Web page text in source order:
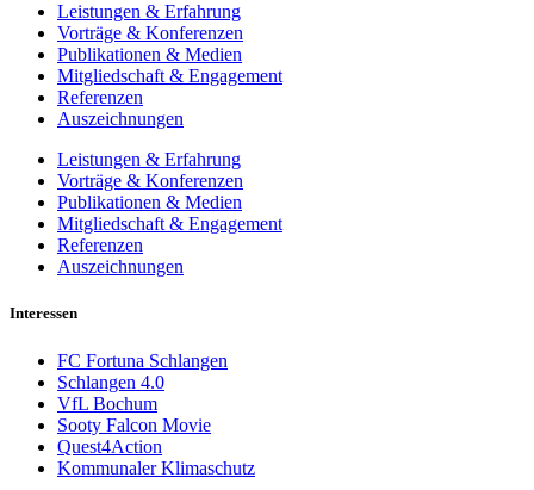
Leistungen & Erfahrung
Vorträge & Konferenzen
Publikationen & Medien
Mitgliedschaft & Engagement
Referenzen
Auszeichnungen
Leistungen & Erfahrung
Vorträge & Konferenzen
Publikationen & Medien
Mitgliedschaft & Engagement
Referenzen
Auszeichnungen
Interessen
FC Fortuna Schlangen
Schlangen 4.0
VfL Bochum
Sooty Falcon Movie
Quest4Action
Kommunaler Klimaschutz